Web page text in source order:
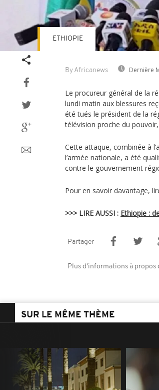
By Africanews Dernière
ETHIOPIE
Le procureur général de la
lundi matin aux blessures
été tués le président de la
télévision proche du pouvoir,
Cette attaque, combinée à
l’armée nationale, a été
contre le gouvernement
Pour en savoir davantage,
>>> LIRE AUSSI : Ethiopie :
Partager
Plus d'informations à propos
SUR LE MÊME THÈME